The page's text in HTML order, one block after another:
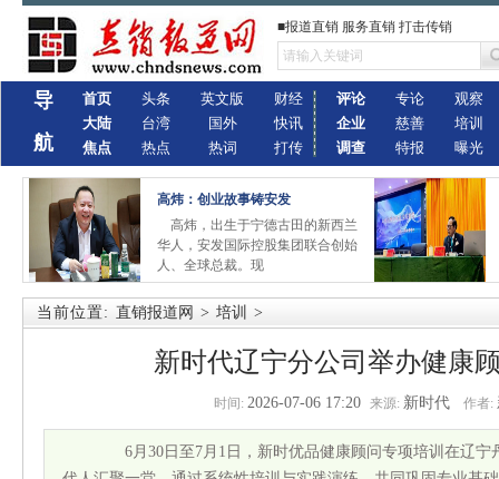
■报道直销 服务直销 打击传销
导
航
首页
大陆
焦点
头条
台湾
热点
英文版
国外
热词
财经
快讯
打传
评论
企业
调查
专论
慈善
特报
观察
培训
曝光
高炜：创业故事铸安发
高炜，出生于宁德古田的新西兰
华人，安发国际控股集团联合创始
人、全球总裁。现
当前位置: 直销报道网 > 培训 >
新时代辽宁分公司举办健康
时间: 2026-07-06 17:20 来源: 新时代 作者:
6月30日至7月1日，新时优品健康顾问专项培训在辽宁